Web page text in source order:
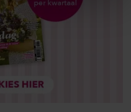
content en advertenties te
voor social media te bieden
te analyseren. Ook delen we
van onze site met onze
adverteren en analyse. Deze
combineren met andere
verstrekt of die ze hebben